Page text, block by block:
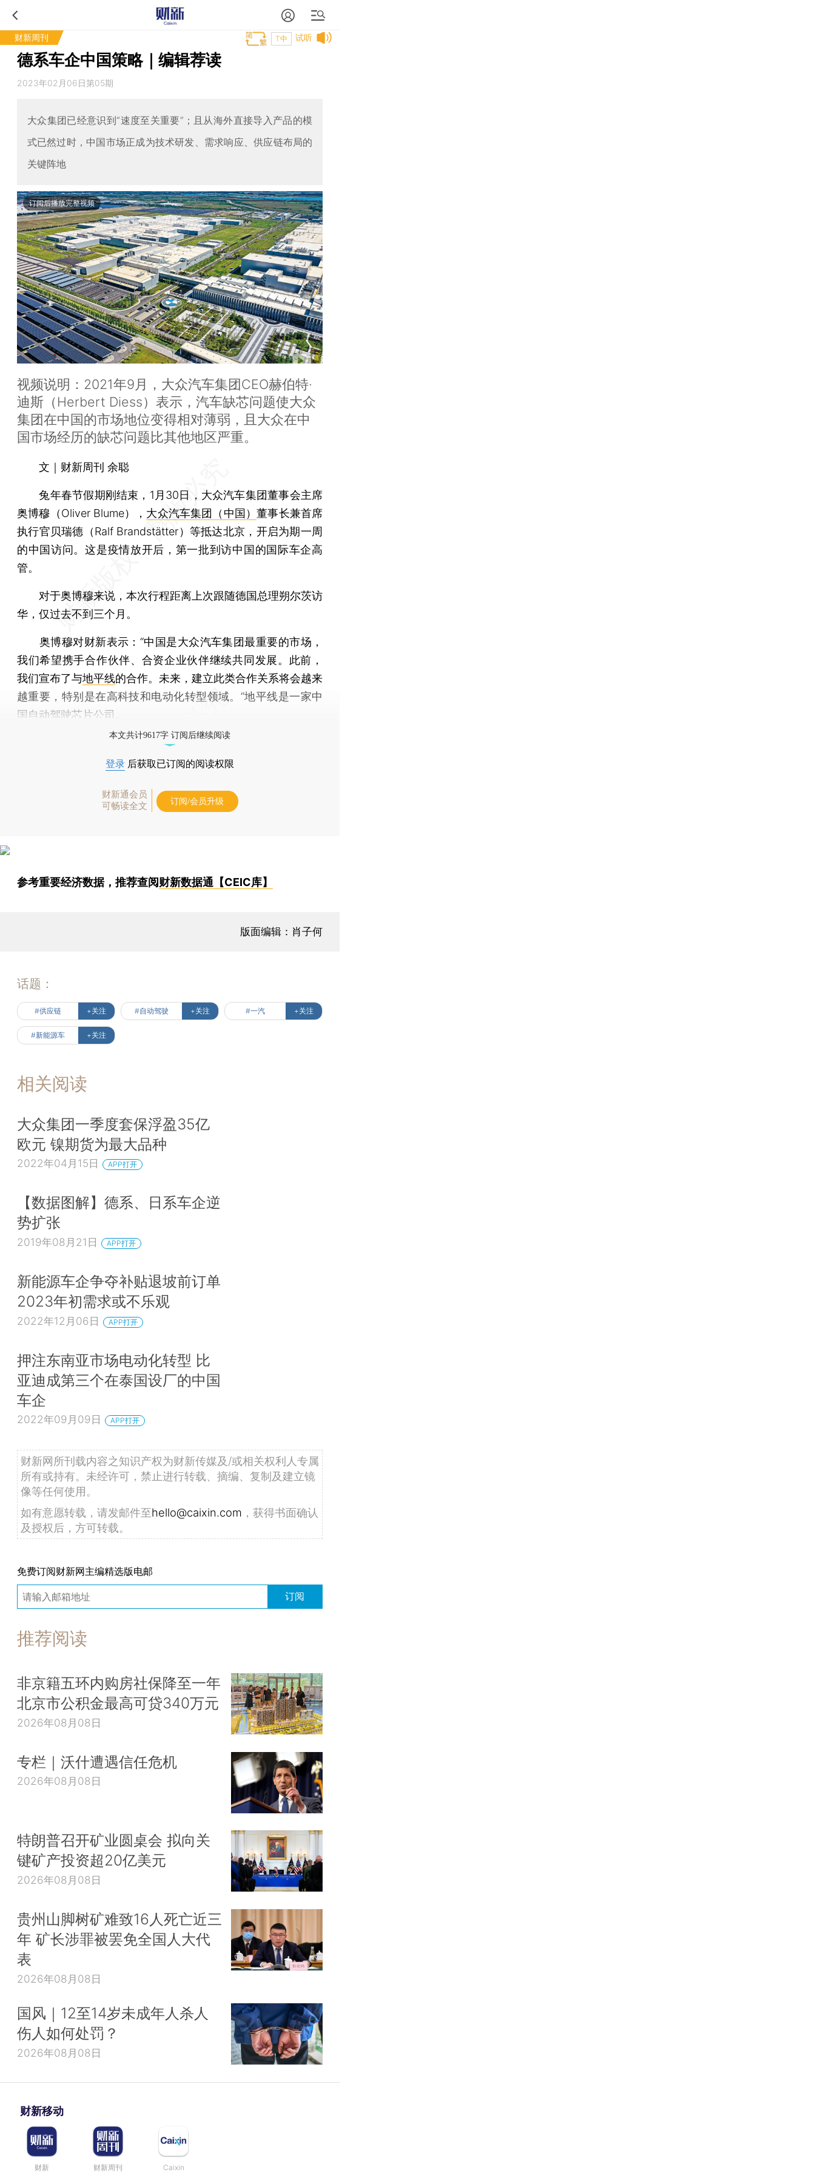
财新周刊 试听
T中
德系车企中国策略｜编辑荐读
2023年02月06日第05期
大众集团已经意识到“速度至关重要”；且从海外直接导入产品的模
式已然过时，中国市场正成为技术研发、需求响应、供应链布局的
关键阵地
订阅后播放完整视频
视频说明：2021年9月，大众汽车集团CEO赫伯特·
迪斯（Herbert Diess）表示，汽车缺芯问题使大众
集团在中国的市场地位变得相对薄弱，且大众在中
国市场经历的缺芯问题比其他地区严重。
文｜财新周刊 余聪
兔年春节假期刚结束，1月30日，大众汽车集团董事会主席
奥博穆（Oliver Blume）， 大众汽车集团（中国）董事长兼首席
执行官贝瑞德（Ralf Brandstätter）等抵达北京，开启为期一周
的中国访问。这是疫情放开后，第一批到访中国的国际车企高
管。
对于奥博穆来说，本次行程距离上次跟随德国总理朔尔茨访
华，仅过去不到三个月。
奥博穆对财新表示：“中国是大众汽车集团最重要的市场，
我们希望携手合作伙伴、合资企业伙伴继续共同发展。此前，
我们宣布了与地平线的合作。未来，建立此类合作关系将会越来
越重要，特别是在高科技和电动化转型领域。”地平线是一家中
国自动驾驶芯片公司。
本文共计9617字 订阅后继续阅读
登录 后获取已订阅的阅读权限
财新通会员
可畅读全文
订阅/会员升级
参考重要经济数据，推荐查阅财新数据通【CEIC库】
版面编辑：肖子何
话题：
#供应链 +关注 #自动驾驶 +关注 #一汽 +关注
#新能源车 +关注
相关阅读
大众集团一季度套保浮盈35亿
欧元 镍期货为最大品种
2022年04月15日 APP打开
【数据图解】德系、日系车企逆
势扩张
2019年08月21日 APP打开
新能源车企争夺补贴退坡前订单
2023年初需求或不乐观
2022年12月06日 APP打开
押注东南亚市场电动化转型 比
亚迪成第三个在泰国设厂的中国
车企
2022年09月09日 APP打开
财新网所刊载内容之知识产权为财新传媒及/或相关权利人专属
所有或持有。未经许可，禁止进行转载、摘编、复制及建立镜
像等任何使用。
如有意愿转载，请发邮件至hello@caixin.com ，获得书面确认
及授权后，方可转载。
免费订阅财新网主编精选版电邮
订阅
推荐阅读
非京籍五环内购房社保降至一年
北京市公积金最高可贷340万元
2026年08月08日
专栏｜沃什遭遇信任危机
2026年08月08日
特朗普召开矿业圆桌会 拟向关
键矿产投资超20亿美元
2026年08月08日
贵州山脚树矿难致16人死亡近三
年 矿长涉罪被罢免全国人大代
表
2026年08月08日
国风｜12至14岁未成年人杀人
伤人如何处罚？
2026年08月08日
财新移动
财新 财新周刊 Caixin